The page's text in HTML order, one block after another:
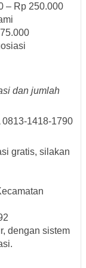
– Rp 250.000
dan jumlah
0813-1418-1790
gratis, silakan
dengan sistem